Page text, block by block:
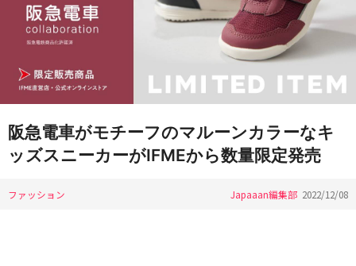
阪急電車がモチーフのマルーンカラーなキ
ッズスニーカーがIFMEから数量限定発売
ファッション Japaaan編集部 2022/12/08